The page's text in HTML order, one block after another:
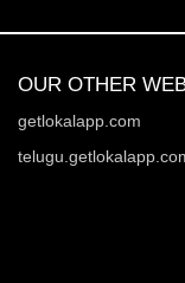
OUR OTHER
getlokalapp.com